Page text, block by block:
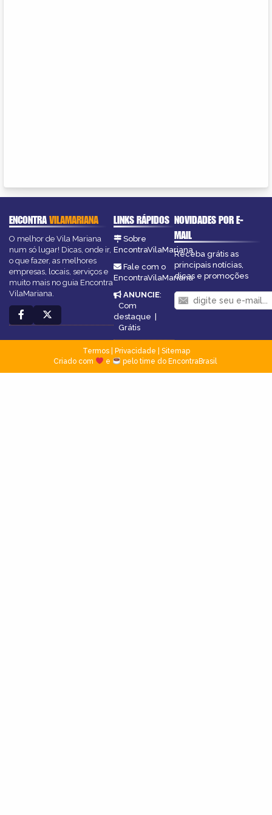
ENCONTRAVILAMARIANA
O melhor de Vila Mariana
num só lugar! Dicas, onde ir,
o que fazer, as melhores
empresas, locais, serviços e
muito mais no guia Encontra
VilaMariana.
LINKS RÁPIDOS
Sobre
EncontraVilaMariana
Fale com o
EncontraVilaMariana
ANUNCIE:
Com
destaque
Grátis
NOVIDADES POR E-
MAIL
Receba grátis as
principais notícias,
dicas e promoções
Termos| Privacidade
Sitemap
Criado com
e pelo time do EncontraBrasil